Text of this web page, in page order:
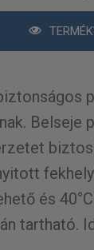
Belseje
és
tartható.